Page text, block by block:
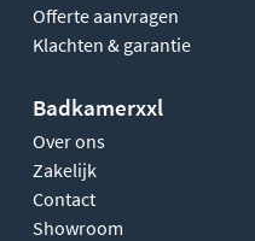
Offerte aanvragen
Klachten & garantie
Badkamerxxl
Over ons
Zakelijk
Contact
Showroom